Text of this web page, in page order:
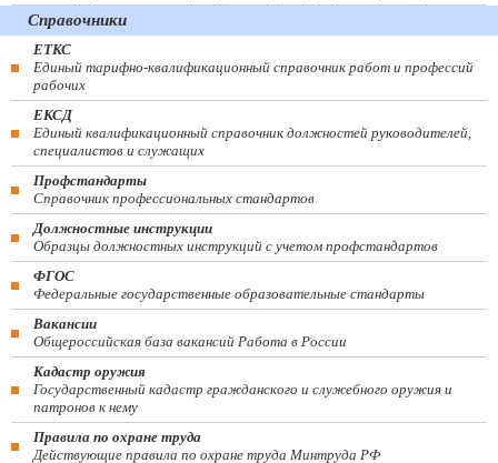
Справочники
ЕТКС
Единый тарифно-квалификационный справочник работ и профессий
рабочих
ЕКСД
Единый квалификационный справочник должностей руководителей,
специалистов и служащих
Профстандарты
Справочник профессиональных стандартов
Должностные инструкции
Образцы должностных инструкций с учетом профстандартов
ФГОС
Федеральные государственные образовательные стандарты
Вакансии
Общероссийская база вакансий Работа в России
Кадастр оружия
Государственный кадастр гражданского и служебного оружия и
патронов к нему
Правила по охране труда
Действующие правила по охране труда Минтруда РФ